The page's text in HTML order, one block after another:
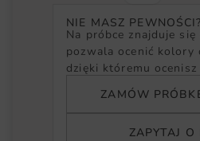
NIE MASZ
Na próbce znajduje się
pozwala ocenić kolory
dzięki któremu ocenisz
ZAMÓW
ZAPYTAJ O